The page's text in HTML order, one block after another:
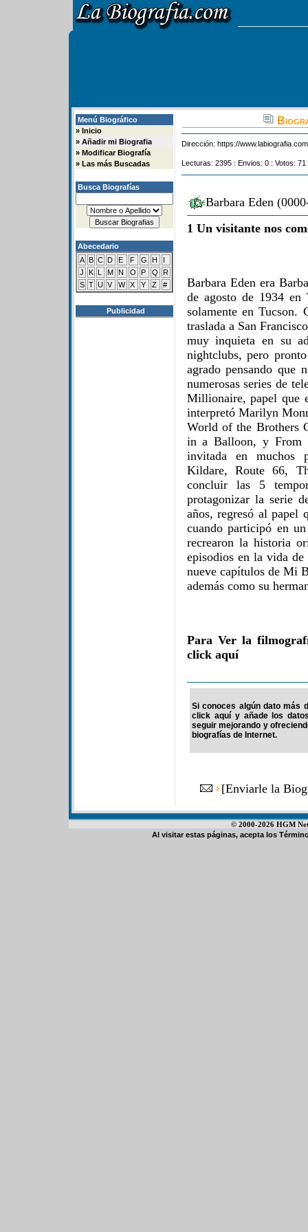
Menú Biográfico
» Inicio
» Añadir mi Biografia
» Modificar Biografía
» Las más Buscadas
Busca Biografías
Abecedario
A B C D E F G H
I
J
K L M N O P Q
R
S T U V W X Y Z #
Publicidad
Dirección: https://
Lecturas: 2395 : Envios: 0 : Votos:
Barbara Eden
1 Un visitante nos
Barbara Eden era
de agosto de 1934
solamente en Tucson.
traslada a San
muy inquieta en su
nightclubs, pero
agrado pensando que
numerosas series de
Millionaire, papel que
interpretó Marilyn
World of the Brothers
in a Balloon, y From
invitada en muchos
Kildare, Route 66,
concluir las 5
protagonizar la serie
años, regresó al papel
cuando participó en
recrearon la historia
episodios en la vida
nueve capítulos de Mi
además como su
Para Ver la
click aquí
Si conoces algún dato más
click aquí y añade los
seguir mejorando y
biografías de Internet.
[Enviarle la
© 2000-2026 HGM
Al visitar estas páginas, acepta los